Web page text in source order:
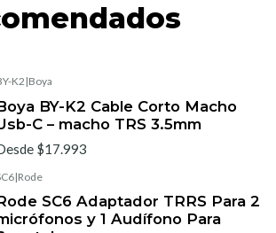
K2 |Boya
BY-K2 Cable Corto Macho
C – macho TRS 3.5mm
$17.993
|Rode
SC6 Adaptador TRRS Para 2
y 1 Audífono Para